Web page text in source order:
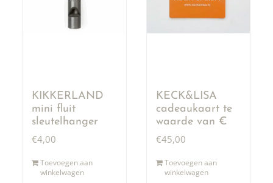
KIKKERLAND
mini fluit
sleutelhanger
€4,00
Toevoegen aan
winkelwagen
KECK&LISA
cadeaukaart te
waarde van €
50,00
€45,00
Toevoegen aan
winkelwagen